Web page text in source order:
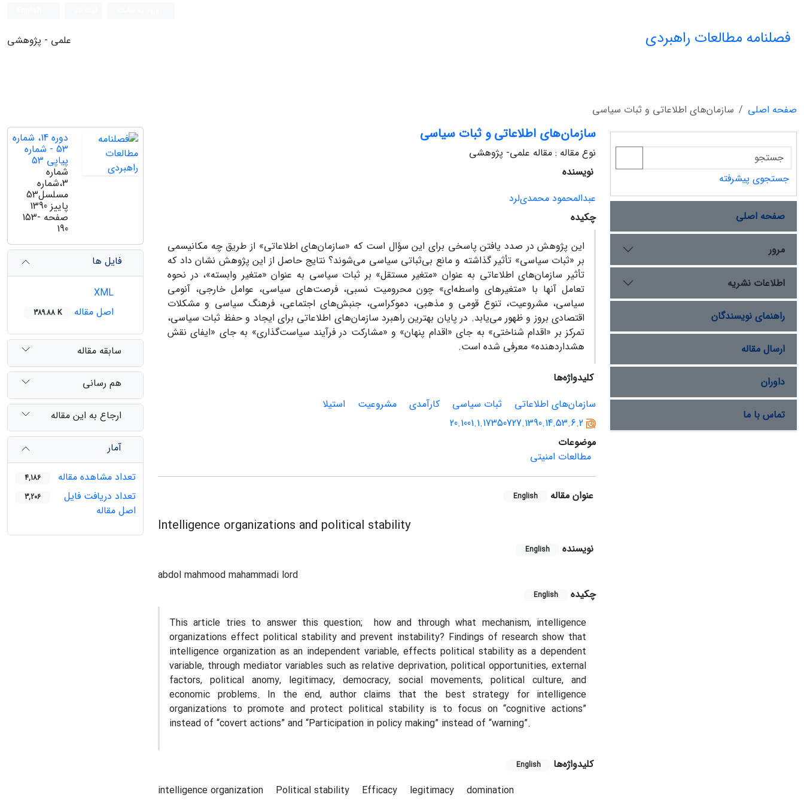
فصلنامه مطالعات راهبردی علمی - پژوهشی
صفحه اصلی سازمان‌های اطلاعاتی و ثبات سیاسی
سازمان‌های اطلاعاتی و ثبات سیاسی
نوع مقاله : مقاله علمی- پژوهشی
نویسنده
عبدالمحمود محمدی‌لرد
چکیده
این پژوهش در صدد یافتن پاسخی برای این سؤال است که «سازمان‌های اطلاعاتی» از طریق چه مکانیسمی
بر «ثبات سیاسی» تأثیر گذاشته و مانع بی‌ثباتی سیاسی می‌شوند؟ نتایج حاصل از این پژوهش نشان داد که
تأثیر سازمان‌های اطلاعاتی به عنوان «متغیر مستقل» بر ثبات سیاسی به عنوان «متغیر وابسته»، در نحوه
تعامل آنها با «متغیرهای واسطه‌ای» چون محرومیت نسبی، فرصت‌های سیاسی، عوامل خارجی، آنومی
سیاسی، مشروعیت، تنوع قومی و مذهبی، دموکراسی، جنبش‌های اجتماعی، فرهنگ سیاسی و مشکلات
اقتصادی بروز و ظهور می‌یابد. در پایان بهترین راهبرد سازمان‌های اطلاعاتی برای ایجاد و حفظ ثبات سیاسی،
تمرکز بر «اقدام شناختی» به جای «اقدام پنهان» و «مشارکت در فرآیند سیاست‌گذاری» به جای «ایفای نقش
هشداردهنده» معرفی شده است.
کلیدواژه‌ها
سازمان‌های اطلاعاتی
ثبات سیاسی کارآمدی مشروعیت
استیلا
20.1001.1.17350727.1390.14.53.6.2
موضوعات
مطالعات امنیتی
عنوان مقاله English
Intelligence organizations and political stability
نویسنده English
abdol mahmood mahammadi lord
چکیده
English
This article tries to answer this question; how and through what mechanism, intelligence
organizations effect political stability and prevent instability? Findings of research show that
intelligence organization as an independent variable, effects political stability as a dependent
variable, through mediator variables such as relative deprivation, political opportunities, external
factors, political anomy, legitimacy, democracy, social movements, political culture, and
economic problems. In the end, author claims that the best strategy for intelligence
organizations to promote and protect political stability is to focus on “cognitive actions”
instead of “covert actions” and “Participation in policy making” instead of “warning”.
کلیدواژه‌ها English
intelligence organization Political stability Efficacy legitimacy domination
دوره 14، شماره
53 - شماره
پیاپی 53
شماره
3،شماره
مسلسل53
پاییز 1390
صفحه 153-
190
فایل ها
اصل مقاله
389.88 K
سابقه مقاله
هم رسانی
ارجاع به این مقاله
آمار
تعداد مشاهده مقاله
4,186
تعداد دریافت فایل
اصل مقاله
3,206
جستجوی پیشرفته
صفحه اصلی
مرور
اطلاعات نشریه
راهنمای نویسندگان
ارسال مقاله
داوران
تماس با ما